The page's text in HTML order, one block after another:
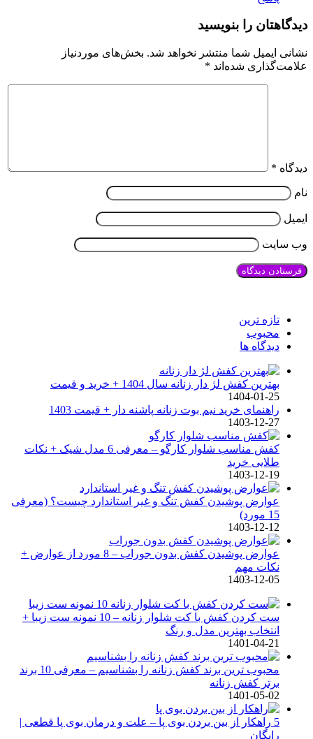
دیدگاهتان را بنویسید
نشانی ایمیل شما منتشر نخواهد شد. بخش‌های موردنیاز
علامت‌گذاری شده‌اند *
دیدگاه *
نام
ایمیل
وب‌ سایت
تازه ترین
محبوب
دیدگاه ها
بهترین کفش لژ دار زنانه سال 1404 + خرید و قیمت
1404-01-25
راهنمای خرید نیم بوت زنانه پاشنه دار + قیمت 1403
1403-12-27
کفش مناسب شلوار کارگو – معرفی 6 مدل شیک + نکات
طلایی خرید
1403-12-19
عوارض پوشیدن کفش تنگ و غیر استاندارد چیست؟ (معرفی
15 مورد)
1403-12-12
عوارض پوشیدن کفش بدون جوراب – 8 مورد از عوارض +
نکات مهم
1403-12-05
ست کردن کفش با کت شلوار زنانه – 10 نمونه ست زیبا +
انتخاب بهترین مدل و رنگ
1401-04-21
محبوب ترین برند کفش زنانه را بشناسیم – معرفی 10 برند
برتر کفش زنانه
1401-05-02
5 راهکار از بین بردن بوی پا – علت و درمان بوی پا قطعی |
رایگان